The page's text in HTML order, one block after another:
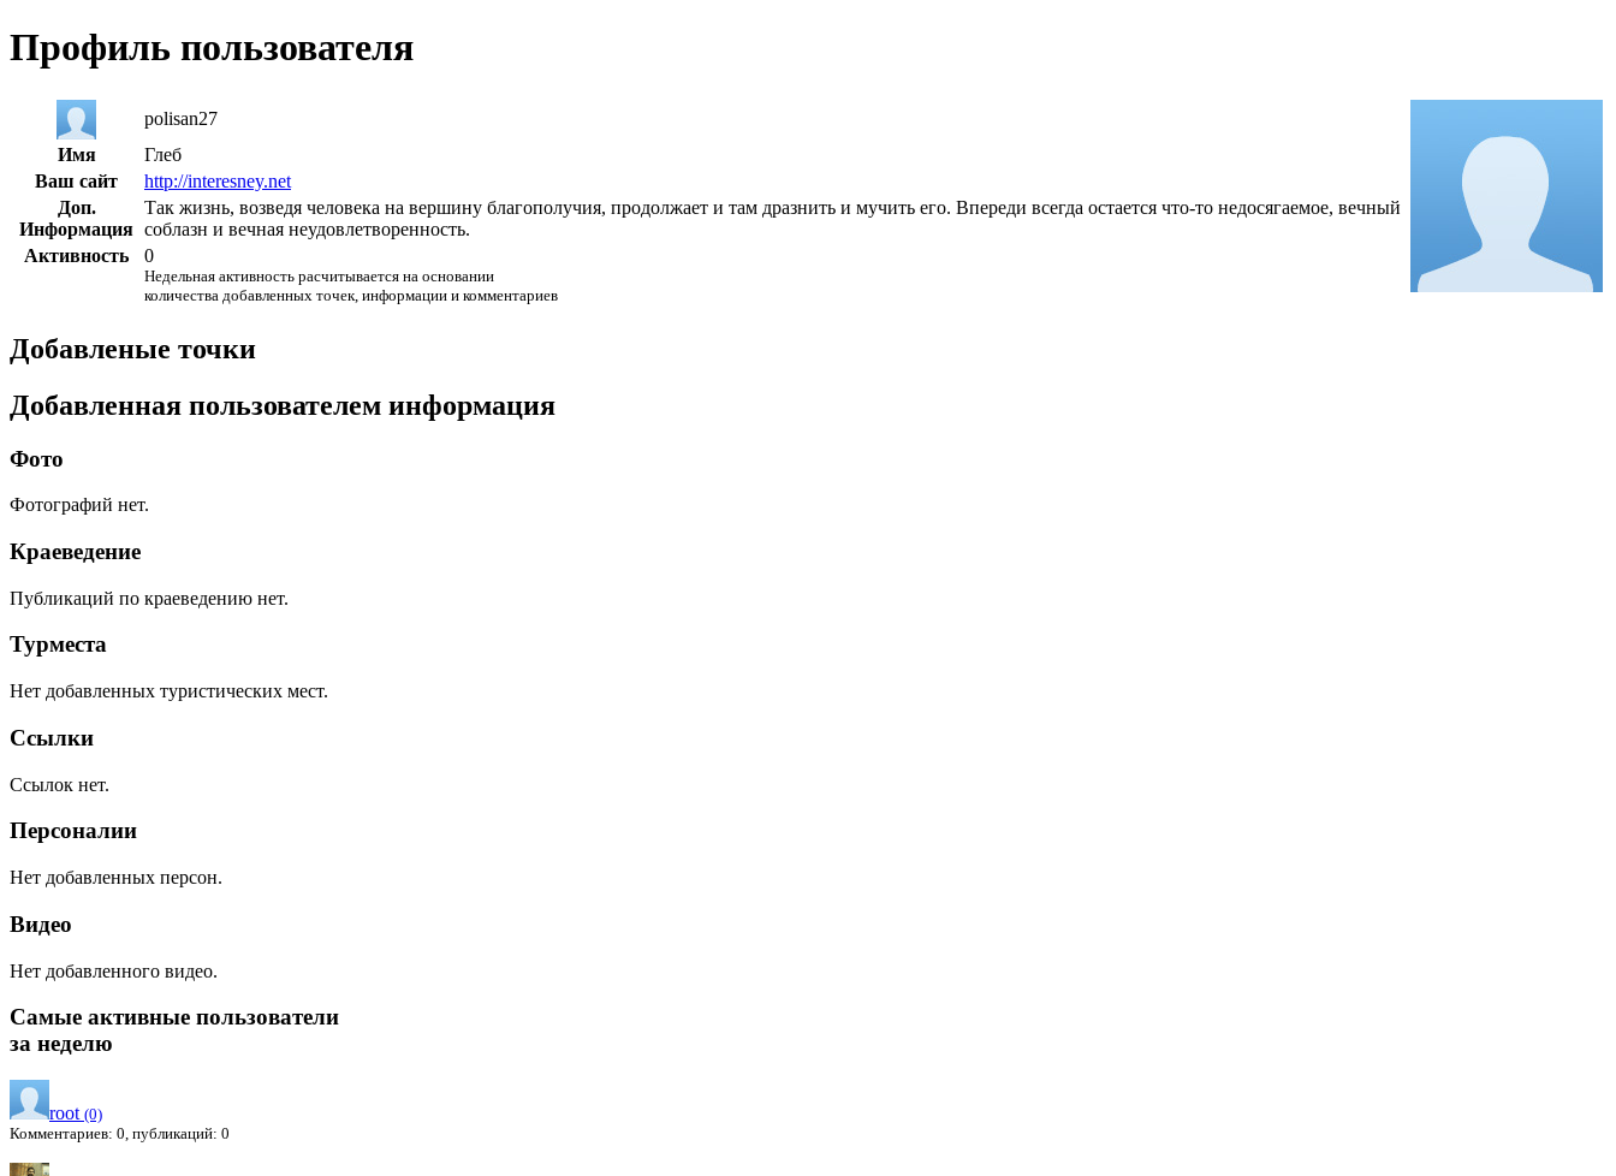
Профиль пользователя
polisan27
Имя
Глеб
Ваш сайт
http://interesney.net
Доп.
Информация
Так жизнь, возведя человека на вершину благополучия, продолжает и там дразнить и мучить его. Впереди всегда остается что-то недосягаемое, вечный
соблазн и вечная неудовлетворенность.
Активность
0
Недельная активность расчитывается на основании
количества добавленных точек, информации и комментариев
Добавленые точки
Добавленная пользователем информация
Фото
Фотографий нет.
Краеведение
Публикаций по краеведению нет.
Турместа
Нет добавленных туристических мест.
Ссылки
Ссылок нет.
Персоналии
Нет добавленных персон.
Видео
Нет добавленного видео.
Самые активные пользователи
за неделю
root (0)
Комментариев: 0, публикаций: 0